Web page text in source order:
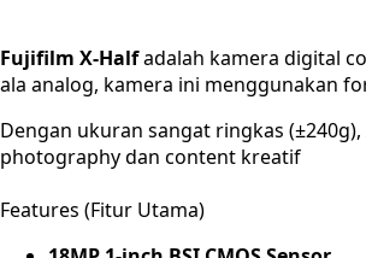
Fujifilm X-Halfadalah kamera digital
ala analog, kamera ini menggunakan
Dengan ukuran sangat ringkas
photography dan content kreatif
Features (Fitur Utama)